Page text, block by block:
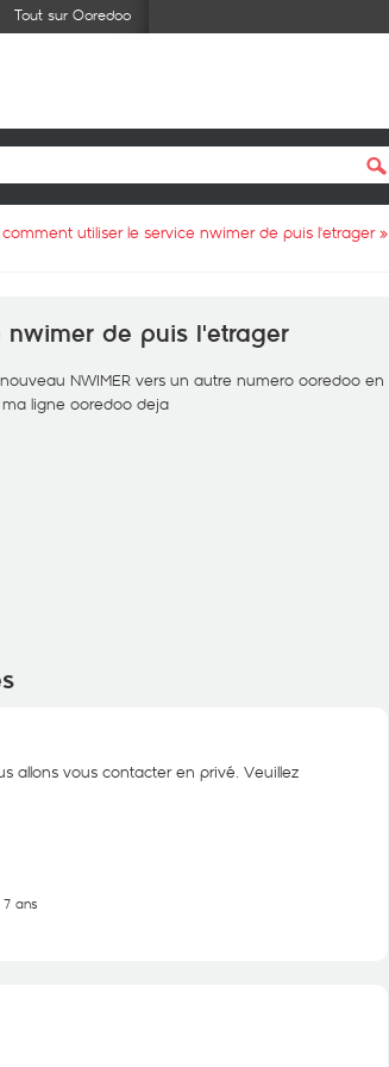
Tout sur Ooredoo
comment utiliser le service nwimer de puis l'etrager»
nwimer de puis l'etrager
NWIMER vers un autre numero ooredoo en
ligne ooredoo deja
allons vous contacter en privé. Veuillez
ans